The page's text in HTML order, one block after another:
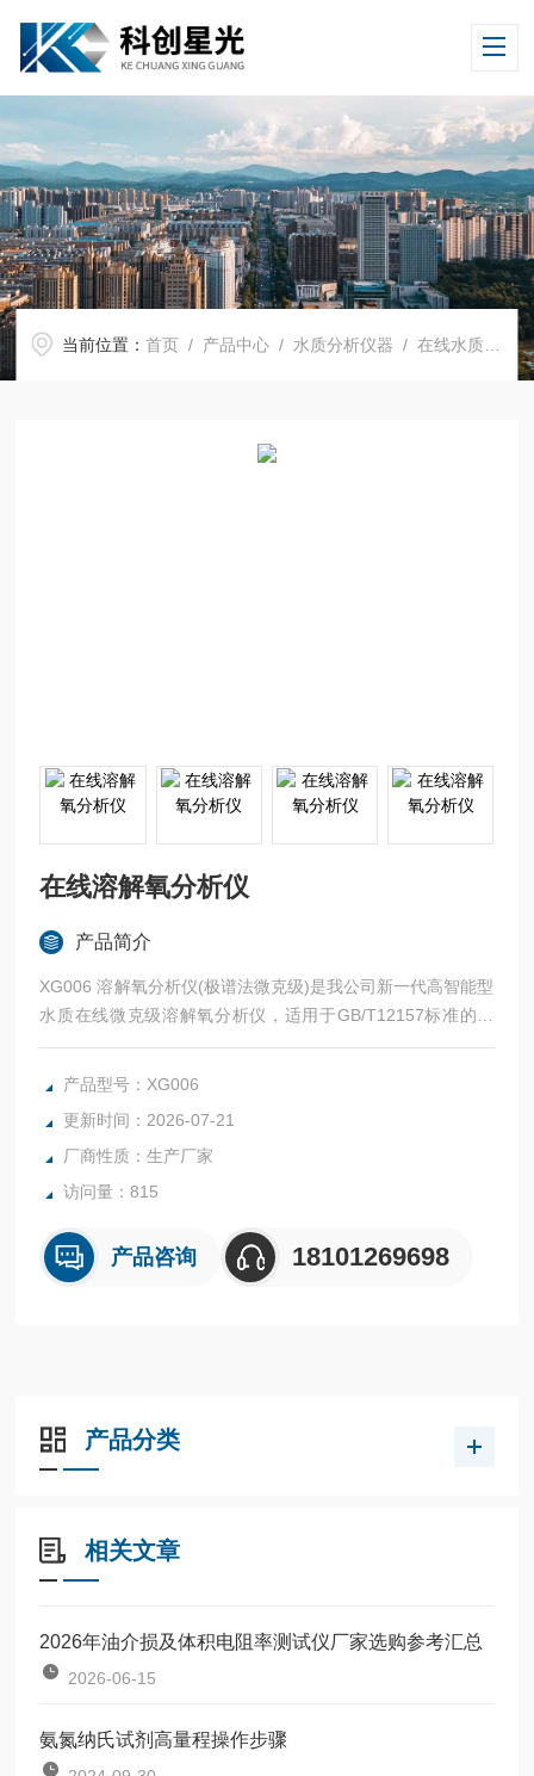
当前位置：首页 / 产品中心 / 水质分析仪器 /在线水质监测仪表
在线溶解氧分析仪
产品简介
XG006 溶解氧分析仪(极谱法微克级)是我公司新一代高智能型
水质在线微克级溶解氧分析仪，适用于GB/T12157标准的要
求，由维护量小、稳定性佳的极谱式溶解氧电极和二次仪表组
成，确保在（超）低浓度测量时的稳定性和准确性。广泛应用
续监测。
产品型号：XG006
更新时间：2026-07-21
厂商性质：生产厂家
访问量：815
产品咨询 18101269698
产品分类
相关文章
2026年油介损及体积电阻率测试仪厂家选购参考汇总
2026-06-15
氨氮纳氏试剂高量程操作步骤